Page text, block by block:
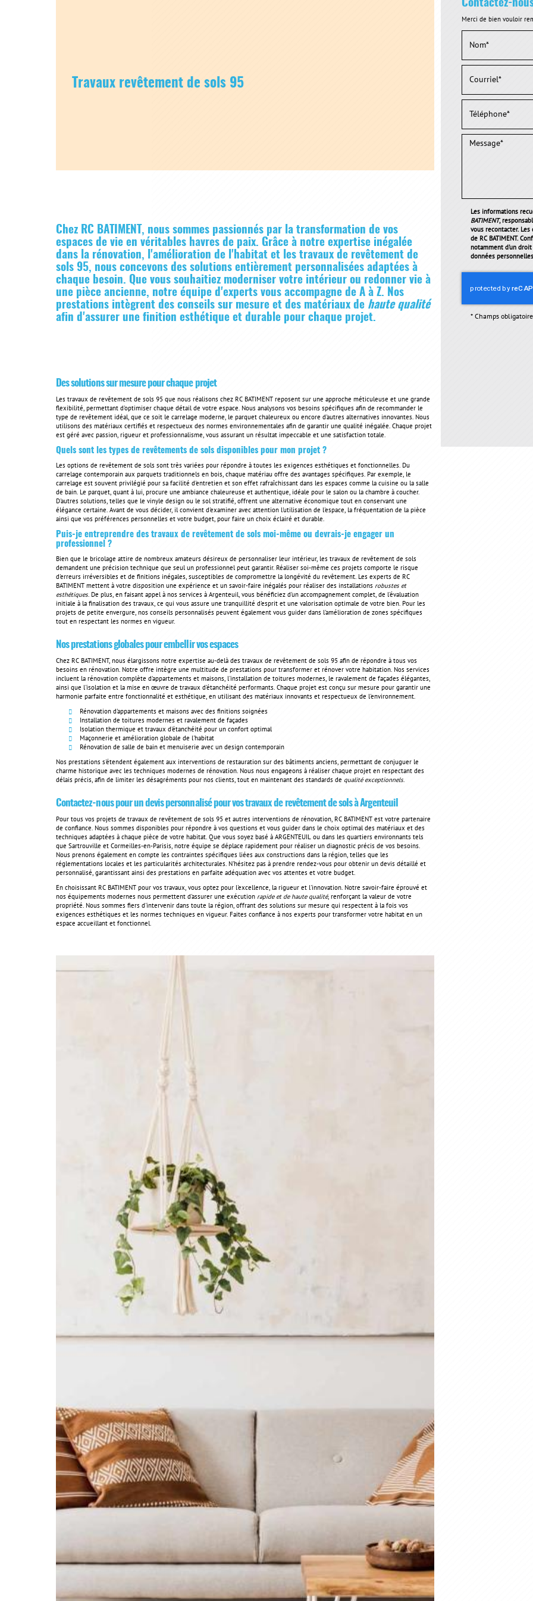
Travaux revêtement de sols 95
Chez RC BATIMENT, nous sommes passionnés par la transformation de vos
espaces de vie en véritables havres de paix. Grâce à notre expertise inégalée
dans la rénovation, l'amélioration de l'habitat et les travaux de revêtement de
sols 95, nous concevons des solutions entièrement personnalisées adaptées à
chaque besoin. Que vous souhaitiez moderniser votre intérieur ou redonner vie à
une pièce ancienne, notre équipe d'experts vous accompagne de A à Z. Nos
prestations intègrent des conseils sur mesure et des matériaux de haute qualité
afin d'assurer une finition esthétique et durable pour chaque projet.
Des solutions sur mesure pour chaque projet
Les travaux de revêtement de sols 95 que nous réalisons chez RC BATIMENT reposent sur une approche méticuleuse et une grande
flexibilité, permettant d'optimiser chaque détail de votre espace. Nous analysons vos besoins spécifiques afin de recommander le
type de revêtement idéal, que ce soit le carrelage moderne, le parquet chaleureux ou encore d'autres alternatives innovantes. Nous
utilisons des matériaux certifiés et respectueux des normes environnementales afin de garantir une qualité inégalée. Chaque projet
est géré avec passion, rigueur et professionnalisme, vous assurant un résultat impeccable et une satisfaction totale.
Quels sont les types de revêtements de sols disponibles pour mon projet ?
Les options de revêtement de sols sont très variées pour répondre à toutes les exigences esthétiques et fonctionnelles. Du
carrelage contemporain aux parquets traditionnels en bois, chaque matériau offre des avantages spécifiques. Par exemple, le
carrelage est souvent privilégié pour sa facilité d'entretien et son effet rafraîchissant dans les espaces comme la cuisine ou la salle
de bain. Le parquet, quant à lui, procure une ambiance chaleureuse et authentique, idéale pour le salon ou la chambre à coucher.
D'autres solutions, telles que le vinyle design ou le sol stratifié, offrent une alternative économique tout en conservant une
élégance certaine. Avant de vous décider, il convient d'examiner avec attention l'utilisation de l'espace, la fréquentation de la pièce
ainsi que vos préférences personnelles et votre budget, pour faire un choix éclairé et durable.
Puis-je entreprendre des travaux de revêtement de sols moi-même ou devrais-je engager un
professionnel ?
Bien que le bricolage attire de nombreux amateurs désireux de personnaliser leur intérieur, les travaux de revêtement de sols
demandent une précision technique que seul un professionnel peut garantir. Réaliser soi-même ces projets comporte le risque
d'erreurs irréversibles et de finitions inégales, susceptibles de compromettre la longévité du revêtement. Les experts de RC
BATIMENT mettent à votre disposition une expérience et un savoir-faire inégalés pour réaliser des installations robustes et
esthétiques. De plus, en faisant appel à nos services à Argenteuil, vous bénéficiez d'un accompagnement complet, de l'évaluation
initiale à la finalisation des travaux, ce qui vous assure une tranquillité d'esprit et une valorisation optimale de votre bien. Pour les
projets de petite envergure, nos conseils personnalisés peuvent également vous guider dans l'amélioration de zones spécifiques
tout en respectant les normes en vigueur.
Nos prestations globales pour embellir vos espaces
Chez RC BATIMENT, nous élargissons notre expertise au-delà des travaux de revêtement de sols 95 afin de répondre à tous vos
besoins en rénovation. Notre offre intègre une multitude de prestations pour transformer et rénover votre habitation. Nos services
incluent la rénovation complète d'appartements et maisons, l'installation de toitures modernes, le ravalement de façades élégantes,
ainsi que l'isolation et la mise en œuvre de travaux d'étanchéité performants. Chaque projet est conçu sur mesure pour garantir une
harmonie parfaite entre fonctionnalité et esthétique, en utilisant des matériaux innovants et respectueux de l'environnement.
Rénovation d'appartements et maisons avec des finitions soignées
Installation de toitures modernes et ravalement de façades
Isolation thermique et travaux d'étanchéité pour un confort optimal
Maçonnerie et amélioration globale de l'habitat
Rénovation de salle de bain et menuiserie avec un design contemporain
Nos prestations s'étendent également aux interventions de restauration sur des bâtiments anciens, permettant de conjuguer le
charme historique avec les techniques modernes de rénovation. Nous nous engageons à réaliser chaque projet en respectant des
délais précis, afin de limiter les désagréments pour nos clients, tout en maintenant des standards de qualité exceptionnels.
Contactez-nous pour un devis personnalisé pour vos travaux de revêtement de sols à Argenteuil
Pour tous vos projets de travaux de revêtement de sols 95 et autres interventions de rénovation, RC BATIMENT est votre partenaire
de confiance. Nous sommes disponibles pour répondre à vos questions et vous guider dans le choix optimal des matériaux et des
techniques adaptées à chaque pièce de votre habitat. Que vous soyez basé à ARGENTEUIL ou dans les quartiers environnants tels
que Sartrouville et Cormeilles-en-Parisis, notre équipe se déplace rapidement pour réaliser un diagnostic précis de vos besoins.
Nous prenons également en compte les contraintes spécifiques liées aux constructions dans la région, telles que les
réglementations locales et les particularités architecturales. N'hésitez pas à prendre rendez-vous pour obtenir un devis détaillé et
personnalisé, garantissant ainsi des prestations en parfaite adéquation avec vos attentes et votre budget.
En choisissant RC BATIMENT pour vos travaux, vous optez pour l'excellence, la rigueur et l'innovation. Notre savoir-faire éprouvé et
nos équipements modernes nous permettent d'assurer une exécution rapide et de haute qualité, renforçant la valeur de votre
propriété. Nous sommes fiers d'intervenir dans toute la région, offrant des solutions sur mesure qui respectent à la fois vos
exigences esthétiques et les normes techniques en vigueur. Faites confiance à nos experts pour transformer votre habitat en un
espace accueillant et fonctionnel.
Contactez-
Merci de bien vouloir
Les informations
BATIMENT,
vous recontacter.
de RC BATIMENT.
notamment d'un
données
*Champs